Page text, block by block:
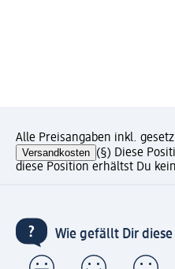
Alle Preisangaben inkl.
Versandkosten (§) Diese
diese Position erhältst Du
Wie gefällt Dir diese